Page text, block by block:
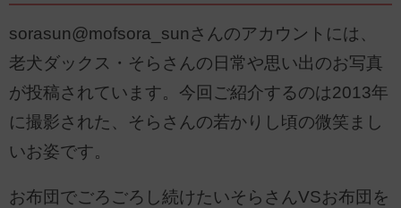
sorasun@mofsora_sunさんのアカウントには、
老犬ダックス・そらさんの日常や思い出のお写真
が投稿されています。今回ご紹介するのは2013年
に撮影された、そらさんの若かりし頃の微笑まし
いお姿です。
お布団でごろごろし続けたいそらさんVSお布団を